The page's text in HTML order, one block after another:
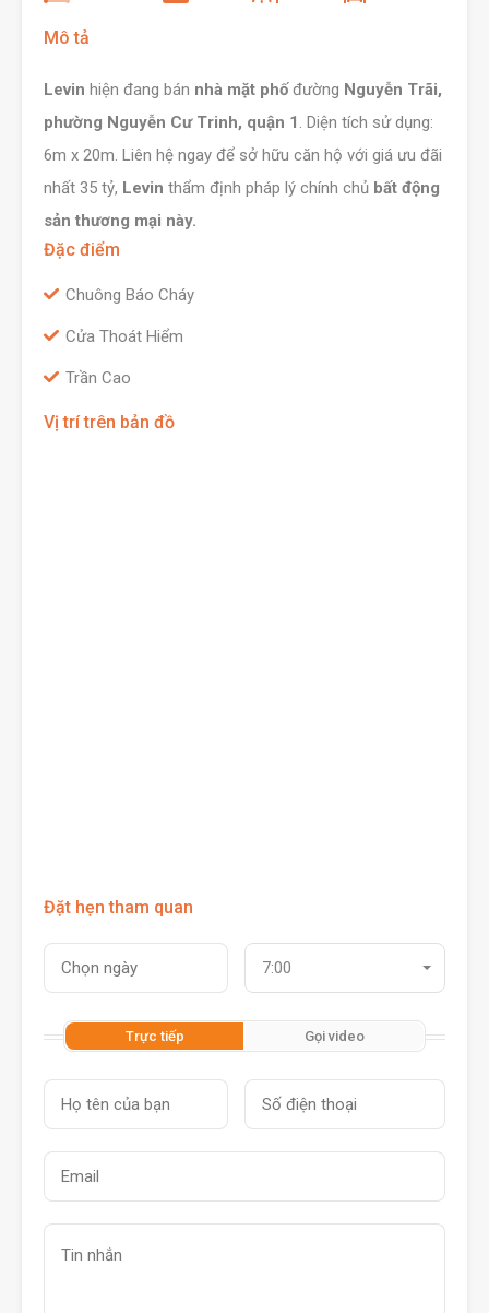
Mô tả
Levin hiện đang bán nhà mặt phốđường Nguyễn Trãi,
phường Nguyễn Cư Trinh, quận 1 . Diện tích sử dụng:
6m x 20m. Liên hệ ngay để sở hữu căn hộ với giá ưu đãi
nhất 35 tỷ, Levin thẩm định pháp lý chính chủ bất động
sản thương mại này.
Đặc điểm
Chuông Báo Cháy
Cửa Thoát Hiểm
Trần Cao
Vị trí trên bản đồ
Đặt hẹn tham quan
7:00
Trực tiếp Gọi video